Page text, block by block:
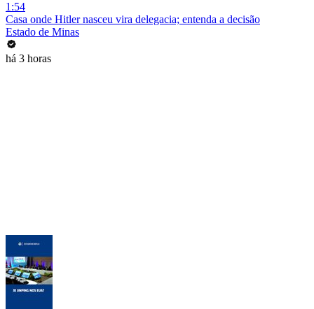
1:54
Casa onde Hitler nasceu vira delegacia; entenda a decisão
Estado de Minas
há 3 horas